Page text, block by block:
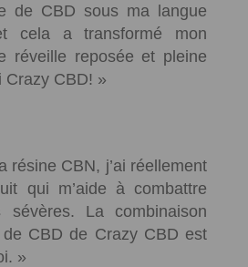
de CBD sous ma langue
cela a transformé mon
réveille reposée et pleine
Crazy CBD! »
résine CBN, j’ai réellement
qui m’aide à combattre
sévères. La combinaison
CBD de Crazy CBD est
»